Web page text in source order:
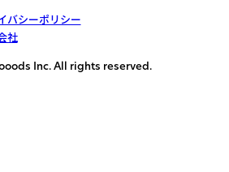
バシーポリシー
社
Inc. All rights reserved.